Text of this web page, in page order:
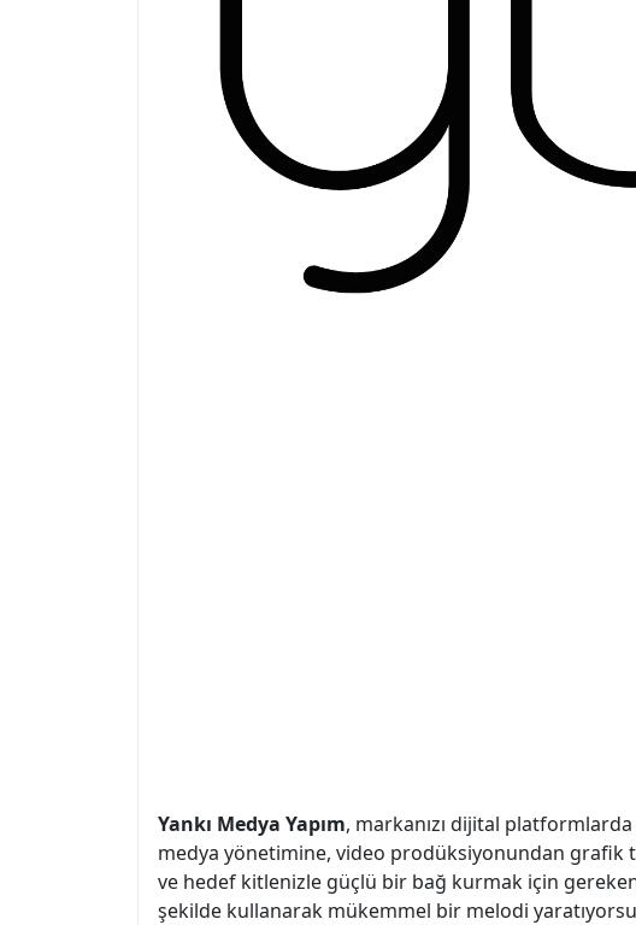
Yankı Medya Yapım, markanızı dijital
medya yönetimine, video prodüksiyonundan grafik
ve hedef kitlenizle güçlü bir bağ kurmak için
şekilde kullanarak mükemmel bir melodi